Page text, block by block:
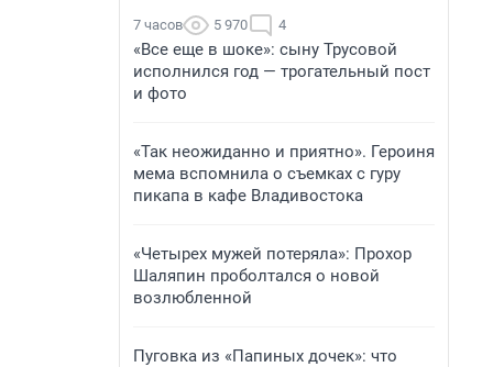
7 часов 5 970 4
«Все еще в шоке»: сыну Трусовой
исполнился год — трогательный пост
и фото
«Так неожиданно и приятно». Героиня
мема вспомнила о съемках с гуру
пикапа в кафе Владивостока
«Четырех мужей потеряла»: Прохор
Шаляпин проболтался о новой
возлюбленной
Пуговка из «Папиных дочек»: что